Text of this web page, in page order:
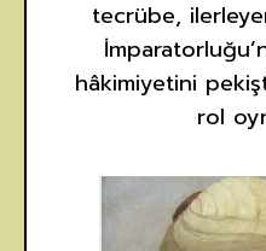
tecrübe,
hâkimiyetini
rol